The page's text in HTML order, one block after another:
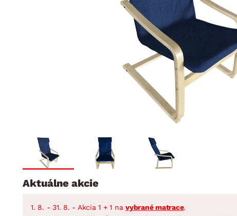
STOLOVANIE A
Jedálenský servis
Príbory
Hrnce
Panvice
Zobrazit vše
Kúpeľňové zostavy
Jedálenské
Záhradné
Aktuálne akcie
1. 8. - 31. 8. - Akcia 1 + 1 na vybrané matrace.